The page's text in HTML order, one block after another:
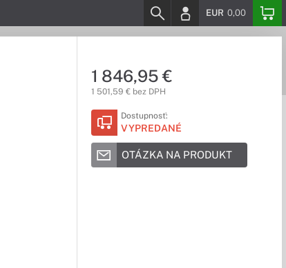
EUR 0,00
1 846,95 €
1 501,59 € bez DPH
Dostupnosť:
VYPREDANÉ
OTÁZKA NA PRODUKT